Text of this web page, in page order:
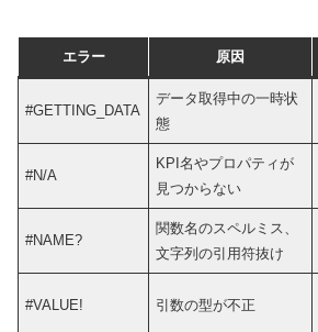
エラー 原因
#GETTING_DATA
データ取得中の一時状
態
#N/A
KPI名やプロパティが
見つからない
#NAME?
関数名のスペルミス、
文字列の引用符抜け
#VALUE! 引数の型が不正